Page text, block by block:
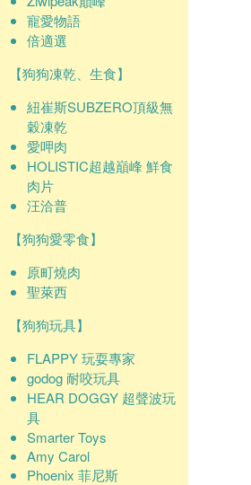
寵愛物語
倍適選
【狗狗凍乾、生食】
紐崔斯SUBZERO頂級無
穀凍乾
愛呷肉
HOLISTIC超越巔峰 鮮食
肉片
汪洽普
【狗狗愛零食】
原町燒肉
聖萊西
【狗狗玩具】
FLAPPY 玩耍專家
godog 耐咬玩具
HEAR DOGGY 超聲波玩
具
Smarter Toys
Amy Carol
Phoenix 菲尼斯